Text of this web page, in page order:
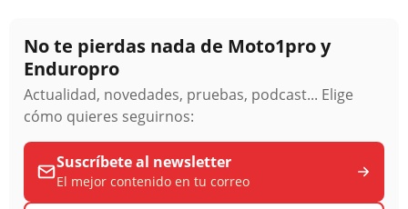
No te pierdas nada de Moto1pro y
Enduropro
Actualidad, novedades, pruebas, podcast... Elige
cómo quieres seguirnos:
Suscríbete al newsletter
El mejor contenido en tu correo